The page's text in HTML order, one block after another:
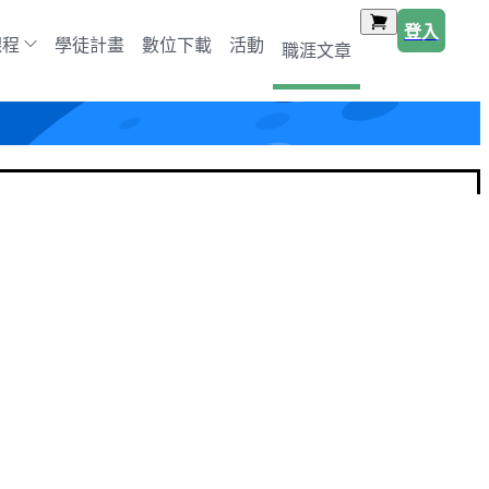
學徒計畫 數位下載 活動 職涯文章
登入